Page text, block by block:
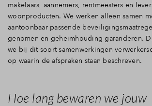
makelaars, aannemers, rentmeesters en
woonproducten. We werken alleen samen
aantoonbaar passende
genomen en geheimhouding garanderen.
we bij dit soort samenwerkingen
op waarin de afspraken staan beschreven.
Hoe lang bewaren we jouw